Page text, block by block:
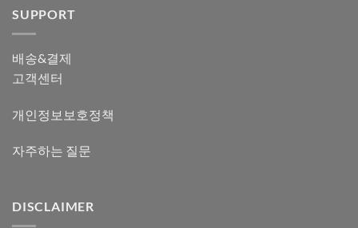
SUPPORT
배송&결제
고객센터
개인정보보호정책
자주하는 질문
DISCLAIMER